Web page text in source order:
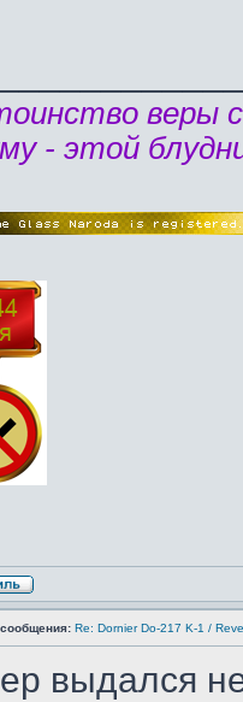
веры
- этой
Re: Dornier Do-217 K-1 /
выдался